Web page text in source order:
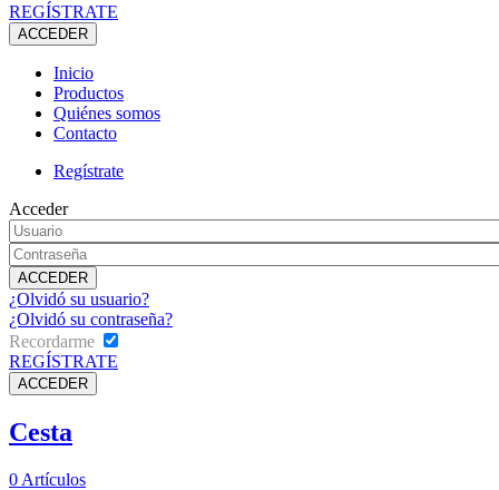
REGÍSTRATE
Inicio
Productos
Quiénes somos
Contacto
Regístrate
Acceder
¿Olvidó su usuario?
¿Olvidó su contraseña?
Recordarme
REGÍSTRATE
Cesta
0 Artículos